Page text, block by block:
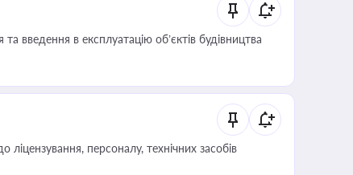
введення в експлуатацію об’єктів будівництва
персоналу, технічних засобів